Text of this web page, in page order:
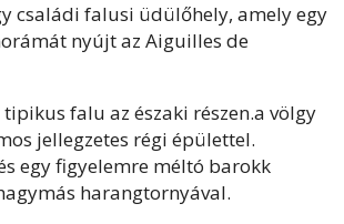
családi falusi üdülőhely, amely egy
nyújt az Aiguilles de
tipikus falu az északi részen.a völgy
jellegzetes régi épülettel.
egy figyelemre méltó barokk
harangtornyával.